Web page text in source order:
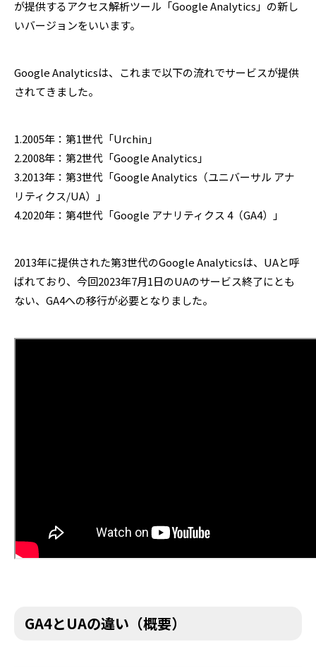
が提供するアクセス解析ツール「Google Analytics」の新し
いバージョンをいいます。
Google Analyticsは、これまで以下の流れでサービスが提供
されてきました。
1.2005年：第1世代「Urchin」
2.2008年：第2世代「Google Analytics」
3.2013年：第3世代「Google Analytics（ユニバーサル アナ
リティクス/UA）」
4.2020年：第4世代「Google アナリティクス 4（GA4）」
2013年に提供された第3世代のGoogle Analyticsは、UAと呼
ばれており、今回2023年7月1日のUAのサービス終了にとも
ない、GA4への移行が必要となりました。
GA4とUAの違い（概要）